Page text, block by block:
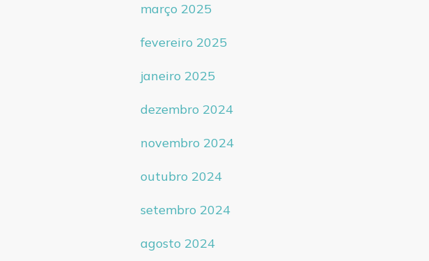
março 2025
fevereiro 2025
janeiro 2025
dezembro 2024
novembro 2024
outubro 2024
setembro 2024
agosto 2024